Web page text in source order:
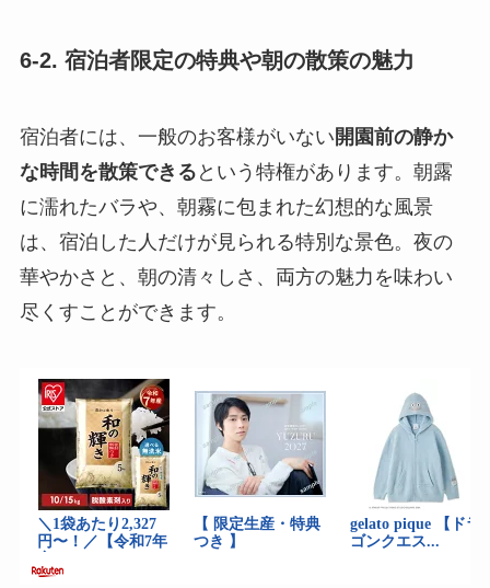
6-2. 宿泊者限定の特典や朝の散策の魅力
宿泊者には、一般のお客様がいない 開園前の静か
な時間を散策できる という特権があります。朝露
に濡れたバラや、朝霧に包まれた幻想的な風景
は、宿泊した人だけが見られる特別な景色。夜の
華やかさと、朝の清々しさ、両方の魅力を味わい
尽くすことができます。